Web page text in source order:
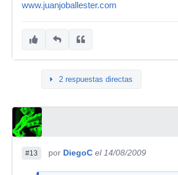
www.juanjoballester.com
2 respuestas directas
#13 por DiegoC el 14/08/2009